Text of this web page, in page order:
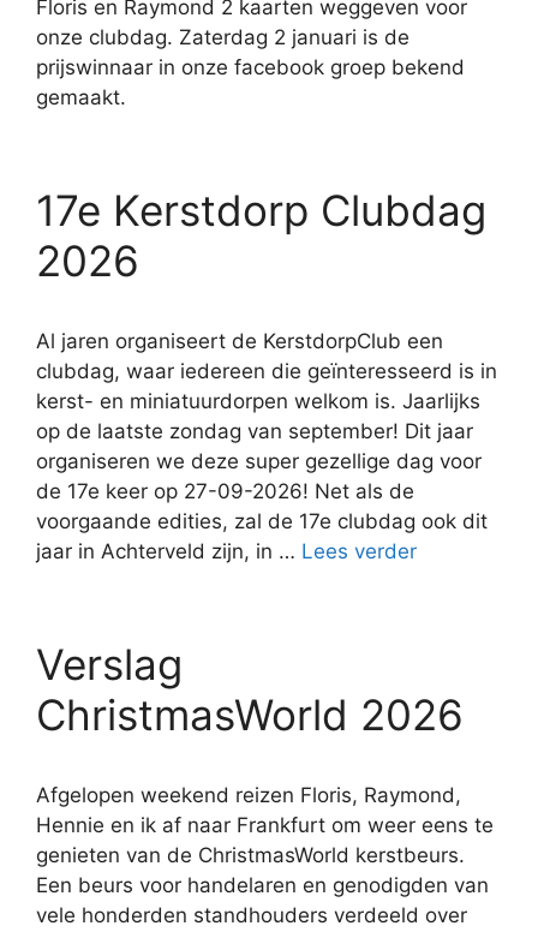
Floris en Raymond 2 kaarten weggeven voor
onze clubdag. Zaterdag 2 januari is de
prijswinnaar in onze facebook groep bekend
gemaakt.
17e Kerstdorp Clubdag
2026
Al jaren organiseert de KerstdorpClub een
clubdag, waar iedereen die geïnteresseerd is in
kerst- en miniatuurdorpen welkom is. Jaarlijks
op de laatste zondag van september! Dit jaar
organiseren we deze super gezellige dag voor
de 17e keer op 27-09-2026! Net als de
voorgaande edities, zal de 17e clubdag ook dit
jaar in Achterveld zijn, in … Lees verder
Verslag
ChristmasWorld 2026
Afgelopen weekend reizen Floris, Raymond,
Hennie en ik af naar Frankfurt om weer eens te
genieten van de ChristmasWorld kerstbeurs.
Een beurs voor handelaren en genodigden van
vele honderden standhouders verdeeld over